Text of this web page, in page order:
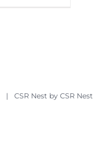
| CSR Nest by CSR Nest